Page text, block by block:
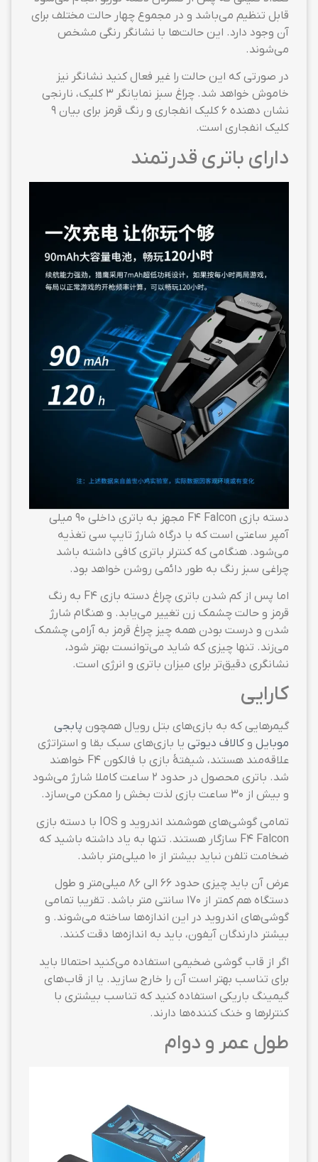
قابل تنظیم می‌باشد و در مجموع چهار حالت مختلف برای
آن وجود دارد. این حالت‌ها با نشانگر رنگی مشخص
می‌شوند.
در صورتی که این حالت را غیر فعال کنید نشانگر نیز
خاموش خواهد شد. چراغ سبز نمایانگر ۳ کلیک، نارنجی
نشان دهنده ۶ کلیک انفجاری و رنگ قرمز برای بیان ۹
کلیک انفجاری است.
دارای باتری قدرتمند
دسته بازی F4 Falcon مجهز به باتری داخلی ۹۰ میلی
آمپر ساعتی است که با درگاه شارژ تایپ سی تغذیه
می‌شود. هنگامی که کنترلر باتری کافی داشته باشد
چراغی سبز رنگ به طور دائمی روشن خواهد بود.
اما پس از کم شدن باتری چراغ دسته بازی F4 به رنگ
قرمز و حالت چشمک زن تغییر می‌یابد. و هنگام شارژ
شدن و درست بودن همه چیز چراغ قرمز به آرامی چشمک
می‌زند. تنها چیزی که شاید می‌توانست بهتر شود،
نشانگری دقیق‌تر برای میزان باتری و انرژی است.
کارایی
گیمرهایی که به بازی‌های بتل رویال همچون پابجی
موبایل و کالاف دیوتی یا بازی‌های سبک بقا و استراتژی
علاقه‌مند‌ هستند، شیفتهٔ بازی با فالکون F4 خواهند
شد. باتری محصول در حدود ۲ ساعت کاملا شارژ می‌شود
و بیش از ۳۰ ساعت بازی لذت بخش را ممکن می‌سازد.
تمامی گوشی‌های هوشمند اندروید و IOS با دسته بازی
F4 Falcon سازگار ‌هستند. تنها به یاد داشته باشید که
ضخامت تلفن نباید بیشتر از ۱۰ میلی‌متر باشد.
عرض آن باید چیزی حدود ۶۶ الی ۸۶ میلی‌متر و طول
دستگاه هم کمتر از ۱۷۰ سانتی متر باشد. تقریبا تمامی
گوشی‌های اندروید در این اندازه‌ها ساخته می‌شوند. و
بیشتر دارندگان آیفون، باید به اندازه‌ها دقت کنند.
اگر از قاب گوشی ضخیمی استفاده می‌کنید احتمالا باید
برای تناسب بهتر است آن را خارج سازید. یا از قاب‌های
گیمینگ باریکی استفاده کنید که تناسب بیشتری با
کنترلرها و خنک کننده‌ها دارند.
طول عمر و دوام